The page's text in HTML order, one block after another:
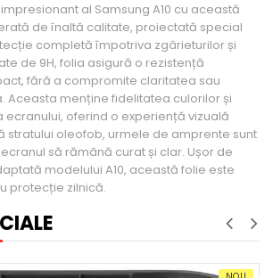
al Samsung A10 cu această
de înaltă calitate, proiectată special
completă împotriva zgârieturilor și
de 9H, folia asigură o rezistență
fără a compromite claritatea sau
Aceasta menține fidelitatea culorilor și
ecranului, oferind o experiență vizuală
stratului oleofob, urmele de amprente sunt
să rămână curat și clar. Ușor de
modelului A10, această folie este
protecție zilnică.